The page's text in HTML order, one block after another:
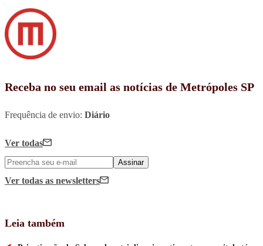
Receba no seu email as notícias de Metrópoles SP
Frequência de envio: Diário
Ver todas
Assinar
Ver todas as newsletters
Leia também